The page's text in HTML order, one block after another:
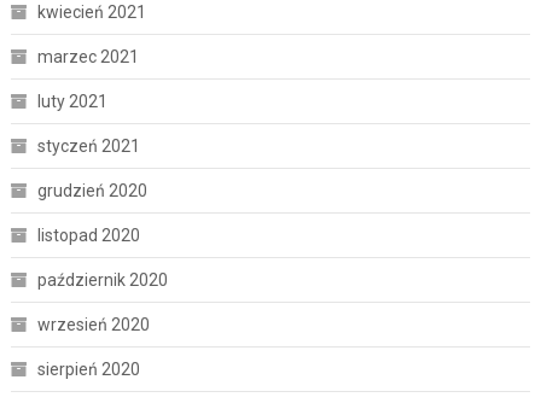
kwiecień 2021
marzec 2021
luty 2021
styczeń 2021
grudzień 2020
listopad 2020
październik 2020
wrzesień 2020
sierpień 2020